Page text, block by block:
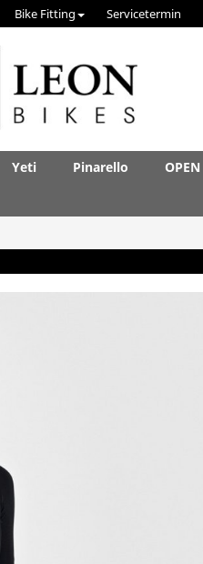
Bike Fitting Servicetermin
Yeti Pinarello OPEN